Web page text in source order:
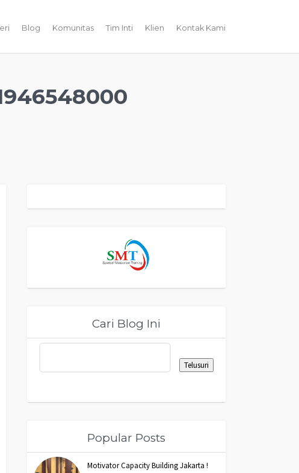
Blog Komunitas Tim Inti Klien Kontak Kami
Cari Blog Ini
Popular Posts
Motivator Capacity Building Jakarta !